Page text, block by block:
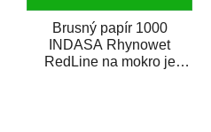
Brusný papír 1000
INDASA Rhynowet
RedLine na mokro je